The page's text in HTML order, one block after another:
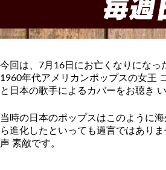
今回は、7月16日にお亡くなりになっ
1960年代アメリカンポップスの女王
と 日本の歌手によるカバーをお聴き
当時の日本のポップスはこのように
ら進化したといっても過言ではあり
声 素敵です。